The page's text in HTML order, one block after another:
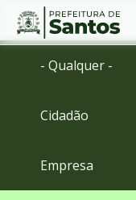
Ir
menu
Conteúdo
- Qualquer -
Cidadão
Empresa